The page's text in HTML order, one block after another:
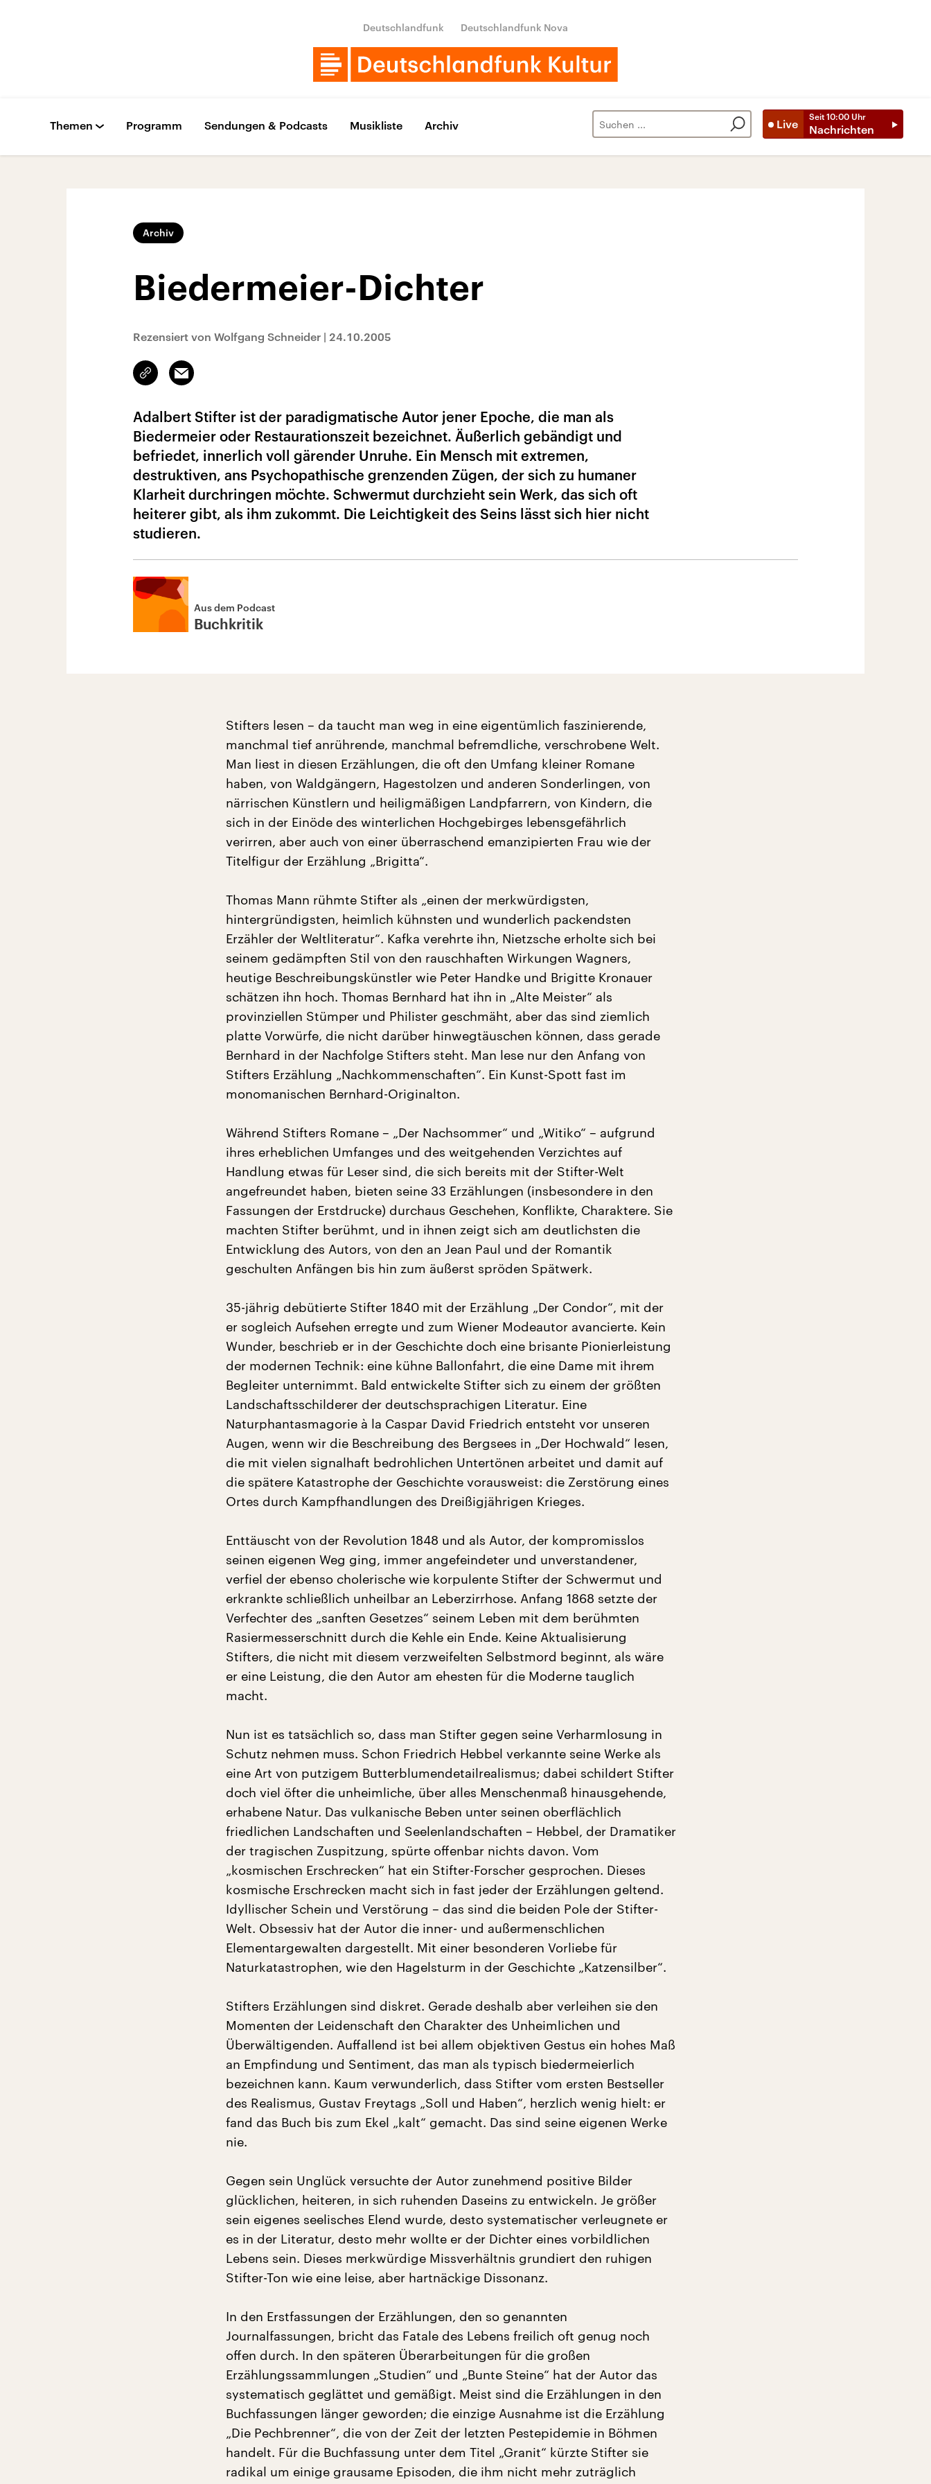
Deutschlandfunk Deutschlandfunk Nova
Live
Seit 10:00 Uhr
Nachrichten
Themen Programm Sendungen & Podcasts Musikliste Archiv
Archiv
Biedermeier-Dichter
Rezensiert von Wolfgang Schneider | 24.10.2005
Link
kopieren/teilen
Email
Adalbert Stifter ist der paradigmatische Autor jener Epoche, die man als
Biedermeier oder Restaurationszeit bezeichnet. Äußerlich gebändigt und
befriedet, innerlich voll gärender Unruhe. Ein Mensch mit extremen,
destruktiven, ans Psychopathische grenzenden Zügen, der sich zu humaner
Klarheit durchringen möchte. Schwermut durchzieht sein Werk, das sich oft
heiterer gibt, als ihm zukommt. Die Leichtigkeit des Seins lässt sich hier nicht
studieren.
Aus dem Podcast
Buchkritik
Stifters lesen – da taucht man weg in eine eigentümlich faszinierende,
manchmal tief anrührende, manchmal befremdliche, verschrobene Welt.
Man liest in diesen Erzählungen, die oft den Umfang kleiner Romane
haben, von Waldgängern, Hagestolzen und anderen Sonderlingen, von
närrischen Künstlern und heiligmäßigen Landpfarrern, von Kindern, die
sich in der Einöde des winterlichen Hochgebirges lebensgefährlich
verirren, aber auch von einer überraschend emanzipierten Frau wie der
Titelfigur der Erzählung „Brigitta“.
Thomas Mann rühmte Stifter als „einen der merkwürdigsten,
hintergründigsten, heimlich kühnsten und wunderlich packendsten
Erzähler der Weltliteratur“. Kafka verehrte ihn, Nietzsche erholte sich bei
seinem gedämpften Stil von den rauschhaften Wirkungen Wagners,
heutige Beschreibungskünstler wie Peter Handke und Brigitte Kronauer
schätzen ihn hoch. Thomas Bernhard hat ihn in „Alte Meister“ als
provinziellen Stümper und Philister geschmäht, aber das sind ziemlich
platte Vorwürfe, die nicht darüber hinwegtäuschen können, dass gerade
Bernhard in der Nachfolge Stifters steht. Man lese nur den Anfang von
Stifters Erzählung „Nachkommenschaften“. Ein Kunst-Spott fast im
monomanischen Bernhard-Originalton.
Während Stifters Romane – „Der Nachsommer“ und „Witiko“ – aufgrund
ihres erheblichen Umfanges und des weitgehenden Verzichtes auf
Handlung etwas für Leser sind, die sich bereits mit der Stifter-Welt
angefreundet haben, bieten seine 33 Erzählungen (insbesondere in den
Fassungen der Erstdrucke) durchaus Geschehen, Konflikte, Charaktere. Sie
machten Stifter berühmt, und in ihnen zeigt sich am deutlichsten die
Entwicklung des Autors, von den an Jean Paul und der Romantik
geschulten Anfängen bis hin zum äußerst spröden Spätwerk.
35-jährig debütierte Stifter 1840 mit der Erzählung „Der Condor“, mit der
er sogleich Aufsehen erregte und zum Wiener Modeautor avancierte. Kein
Wunder, beschrieb er in der Geschichte doch eine brisante Pionierleistung
der modernen Technik: eine kühne Ballonfahrt, die eine Dame mit ihrem
Begleiter unternimmt. Bald entwickelte Stifter sich zu einem der größten
Landschaftsschilderer der deutschsprachigen Literatur. Eine
Naturphantasmagorie à la Caspar David Friedrich entsteht vor unseren
Augen, wenn wir die Beschreibung des Bergsees in „Der Hochwald“ lesen,
die mit vielen signalhaft bedrohlichen Untertönen arbeitet und damit auf
die spätere Katastrophe der Geschichte vorausweist: die Zerstörung eines
Ortes durch Kampfhandlungen des Dreißigjährigen Krieges.
Enttäuscht von der Revolution 1848 und als Autor, der kompromisslos
seinen eigenen Weg ging, immer angefeindeter und unverstandener,
verfiel der ebenso cholerische wie korpulente Stifter der Schwermut und
erkrankte schließlich unheilbar an Leberzirrhose. Anfang 1868 setzte der
Verfechter des „sanften Gesetzes“ seinem Leben mit dem berühmten
Rasiermesserschnitt durch die Kehle ein Ende. Keine Aktualisierung
Stifters, die nicht mit diesem verzweifelten Selbstmord beginnt, als wäre
er eine Leistung, die den Autor am ehesten für die Moderne tauglich
macht.
Nun ist es tatsächlich so, dass man Stifter gegen seine Verharmlosung in
Schutz nehmen muss. Schon Friedrich Hebbel verkannte seine Werke als
eine Art von putzigem Butterblumendetailrealismus; dabei schildert Stifter
doch viel öfter die unheimliche, über alles Menschenmaß hinausgehende,
erhabene Natur. Das vulkanische Beben unter seinen oberflächlich
friedlichen Landschaften und Seelenlandschaften – Hebbel, der Dramatiker
der tragischen Zuspitzung, spürte offenbar nichts davon. Vom
„kosmischen Erschrecken“ hat ein Stifter-Forscher gesprochen. Dieses
kosmische Erschrecken macht sich in fast jeder der Erzählungen geltend.
Idyllischer Schein und Verstörung – das sind die beiden Pole der Stifter-
Welt. Obsessiv hat der Autor die inner- und außermenschlichen
Elementargewalten dargestellt. Mit einer besonderen Vorliebe für
Naturkatastrophen, wie den Hagelsturm in der Geschichte „Katzensilber“.
Stifters Erzählungen sind diskret. Gerade deshalb aber verleihen sie den
Momenten der Leidenschaft den Charakter des Unheimlichen und
Überwältigenden. Auffallend ist bei allem objektiven Gestus ein hohes Maß
an Empfindung und Sentiment, das man als typisch biedermeierlich
bezeichnen kann. Kaum verwunderlich, dass Stifter vom ersten Bestseller
des Realismus, Gustav Freytags „Soll und Haben“, herzlich wenig hielt: er
fand das Buch bis zum Ekel „kalt“ gemacht. Das sind seine eigenen Werke
nie.
Gegen sein Unglück versuchte der Autor zunehmend positive Bilder
glücklichen, heiteren, in sich ruhenden Daseins zu entwickeln. Je größer
sein eigenes seelisches Elend wurde, desto systematischer verleugnete er
es in der Literatur, desto mehr wollte er der Dichter eines vorbildlichen
Lebens sein. Dieses merkwürdige Missverhältnis grundiert den ruhigen
Stifter-Ton wie eine leise, aber hartnäckige Dissonanz.
In den Erstfassungen der Erzählungen, den so genannten
Journalfassungen, bricht das Fatale des Lebens freilich oft genug noch
offen durch. In den späteren Überarbeitungen für die großen
Erzählungssammlungen „Studien“ und „Bunte Steine“ hat der Autor das
systematisch geglättet und gemäßigt. Meist sind die Erzählungen in den
Buchfassungen länger geworden; die einzige Ausnahme ist die Erzählung
„Die Pechbrenner“, die von der Zeit der letzten Pestepidemie in Böhmen
handelt. Für die Buchfassung unter dem Titel „Granit“ kürzte Stifter sie
radikal um einige grausame Episoden, die ihm nicht mehr zuträglich